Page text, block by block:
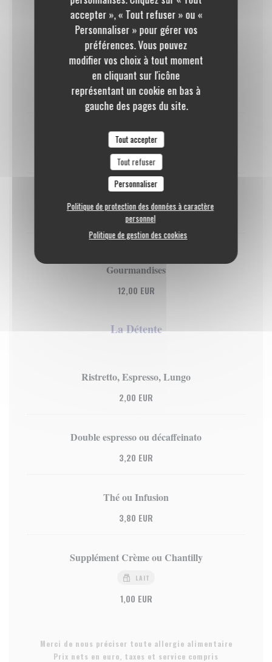
accepter », « Tout refuser » ou «
Personnaliser » pour gérer vos
préférences. Vous pouvez
modifier vos choix à tout moment
en cliquant sur l'icône
représentant un cookie en bas à
gauche des pages du site.
Tout accepter
Tout refuser
Personnaliser
Politique de protection des données à caractère
personnel
Politique de gestion des cookies
Glace vanille aux oeufs (3 boules) du Maître Glacier,
éclats de meringue, sauce chocolat, chantilly, muesli
quinoa chocolat
GLUTEN OEUFS
FRUITS À COQUE
9,50 EUR
Espresso et ses 5 Gourmandises
10,00 EUR
Thé ou Infusion et ses 5 gourmandises
11,00 EUR
Gourmandises
12,00 EUR
La Détente
Ristretto, Espresso, Lungo
2,00 EUR
Double espresso ou décaffeinato
3,20 EUR
Thé ou Infusion
3,80 EUR
Supplément Crème ou Chantilly
LAIT
1,00 EUR
Merci de nous préciser toute allergie alimentaire
Prix nets en euro, taxes et service compris